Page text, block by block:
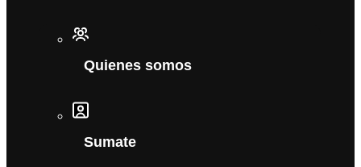
Quienes somos
Sumate